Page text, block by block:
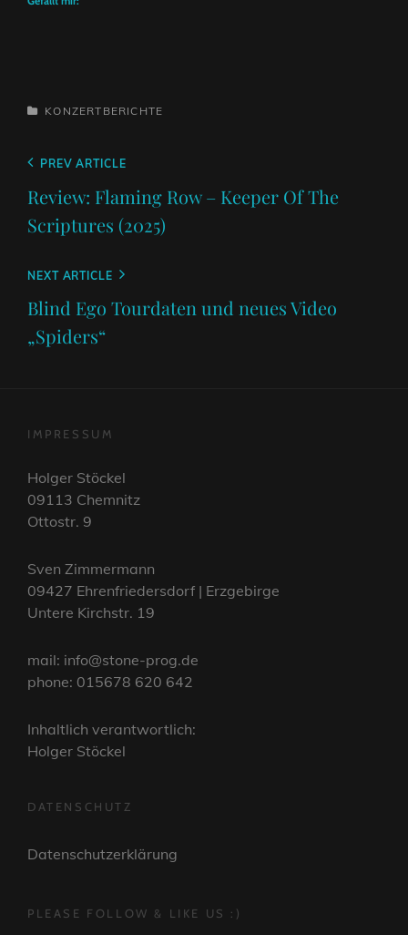
CATEGORIES
KONZERTBERICHTE
Beitragsnavigation
Previous
PREV ARTICLE
Review: Flaming Row – Keeper Of The
Scriptures (2025)
Next
Post
NEXT ARTICLE
Blind Ego Tourdaten und neues Video
„Spiders“
IMPRESSUM
Holger Stöckel
09113 Chemnitz
Ottostr. 9
Sven Zimmermann
09427 Ehrenfriedersdorf | Erzgebirge
Untere Kirchstr. 19
mail: info@stone-prog.de
phone: 015678 620 642
Inhaltlich verantwortlich:
Holger Stöckel
DATENSCHUTZ
Datenschutzerklärung
PLEASE FOLLOW & LIKE US :)